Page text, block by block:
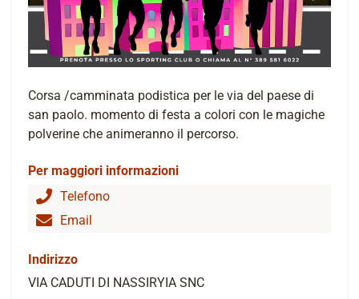
Corsa /camminata podistica per le via del paese di
san paolo. momento di festa a colori con le magiche
polverine che animeranno il percorso.
Per maggiori informazioni
Telefono
Email
Indirizzo
VIA CADUTI DI NASSIRYIA SNC